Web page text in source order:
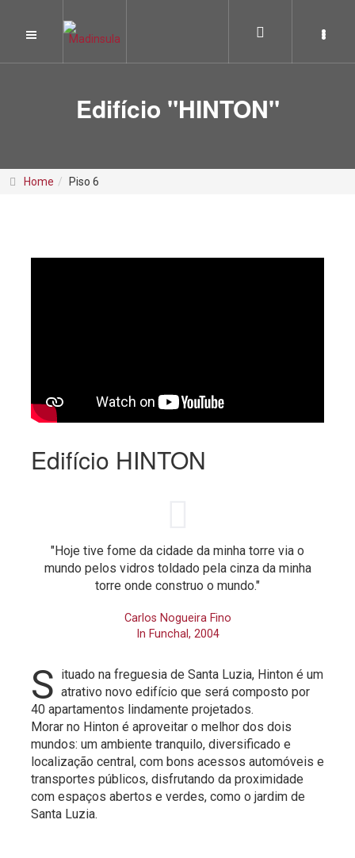
Edifício "HINTON"
Home Piso 6
Edifício HINTON
"Hoje tive fome da cidade da minha torre via o
mundo pelos vidros toldado pela cinza da minha
torre onde construo o mundo."
Carlos Nogueira Fino
In Funchal, 2004
S ituado na freguesia de Santa Luzia, Hinton é um
atrativo novo edifício que será composto por
40 apartamentos lindamente projetados.
Morar no Hinton é aproveitar o melhor dos dois
mundos: um ambiente tranquilo, diversificado e
localização central, com bons acessos automóveis e
transportes públicos, disfrutando da proximidade
com espaços abertos e verdes, como o jardim de
Santa Luzia.